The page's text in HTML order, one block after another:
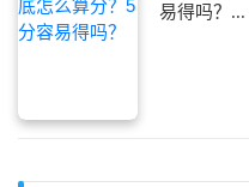
易得吗？...